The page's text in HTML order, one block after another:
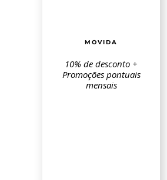
MOVIDA
10% de desconto +
Promoções pontuais
mensais